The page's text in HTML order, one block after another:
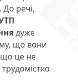
речі,
дуже
що вони
що це не